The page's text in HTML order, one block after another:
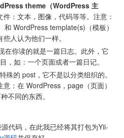
theme（WordPress 主
：文本，图像，代码等等。注意：
WordPress template(s)（模板）
人认为他们一样。
在你读的就是一篇日志。此外，它
，如：一个页面或者一篇日记。
殊的 post，它不是以分类组织的。
：在 WordPress，page（页面）
不同的东西。
代码，在此我已经将其打包为Yii-